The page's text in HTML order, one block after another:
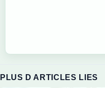
PLUS D ARTICLES LIES